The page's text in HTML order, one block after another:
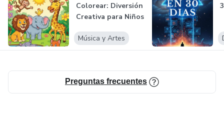
Colorear: Diversión
Creativa para Niños
Música y Artes
Preguntas frecuentes